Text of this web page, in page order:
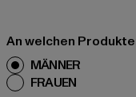
An welchen
MÄNNER
FRAUEN